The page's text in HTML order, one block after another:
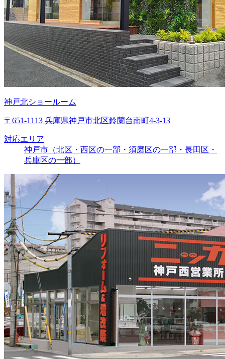
神戸北ショールーム
〒651-1113 兵庫県神戸市北区鈴蘭台南町4-3-13
対応エリア
神戸市（北区・西区の一部・須磨区の一部・長田区・
兵庫区の一部）